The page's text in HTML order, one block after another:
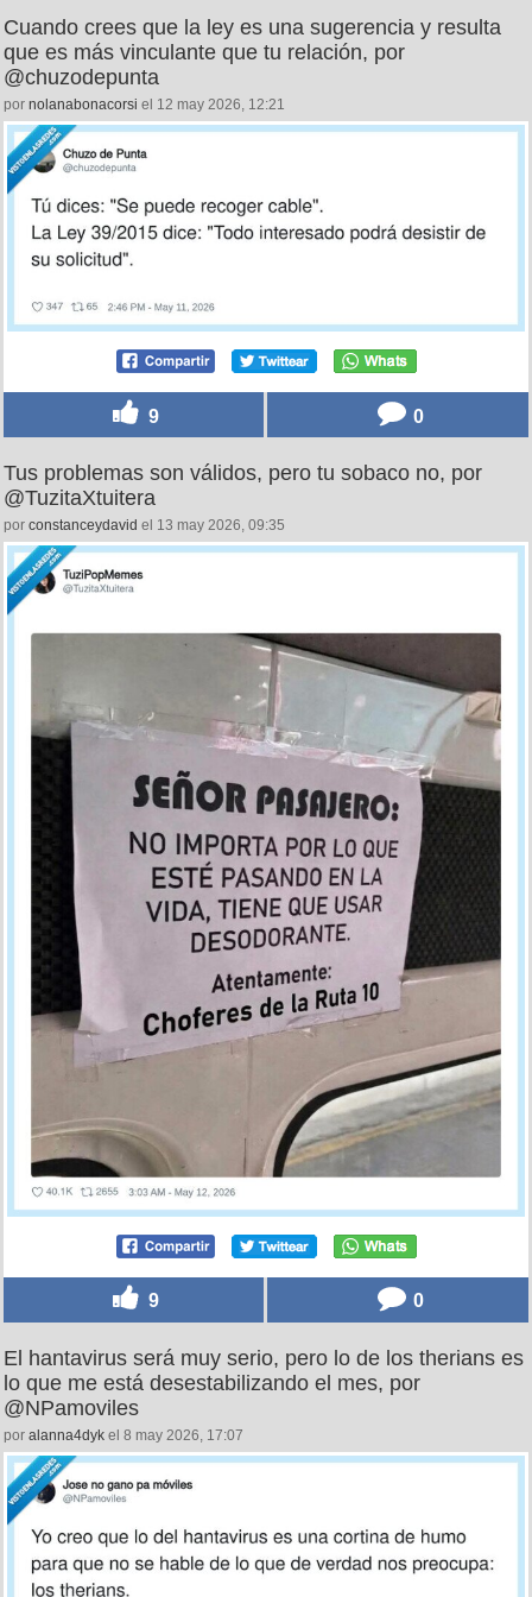
Cuando crees que la ley es una sugerencia y resulta
que es más vinculante que tu relación, por
@chuzodepunta
por nolanabonacorsi el 12 may 2026, 12:21
9 0
Tus problemas son válidos, pero tu sobaco no, por
@TuzitaXtuitera
por constanceydavid el 13 may 2026, 09:35
9 0
El hantavirus será muy serio, pero lo de los therians es
lo que me está desestabilizando el mes, por
@NPamoviles
por alanna4dyk el 8 may 2026, 17:07